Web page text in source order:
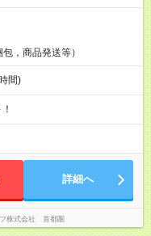
，商品発送等）
間)
詳細へ
株式会社 首都圏